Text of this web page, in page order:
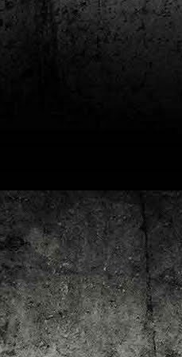
Lluís Recasens i Àngel Marí
Nascut a Barcelona l’any 1881 i mort a
dels noms més destacats entre els
d’aquesta època. Tot i començar
s’integrà dins la redacció del setmanari
Abans de tancar el 2024, arriba l'hora
primer trimestre del 2025 del club de
de Tarragona, gratuït i virtual. El
l'adaptació d'una novel·la molt
Aquí en teniu els detalls!
Maltés.